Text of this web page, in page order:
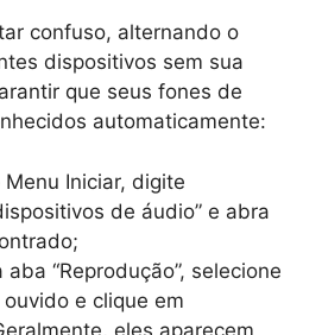
confuso, alternando o
dispositivos sem sua
que seus fones de
automaticamente:
Menu Iniciar, digite
de áudio” e abra
aba “Reprodução”, selecione
e clique em
eles aparecem